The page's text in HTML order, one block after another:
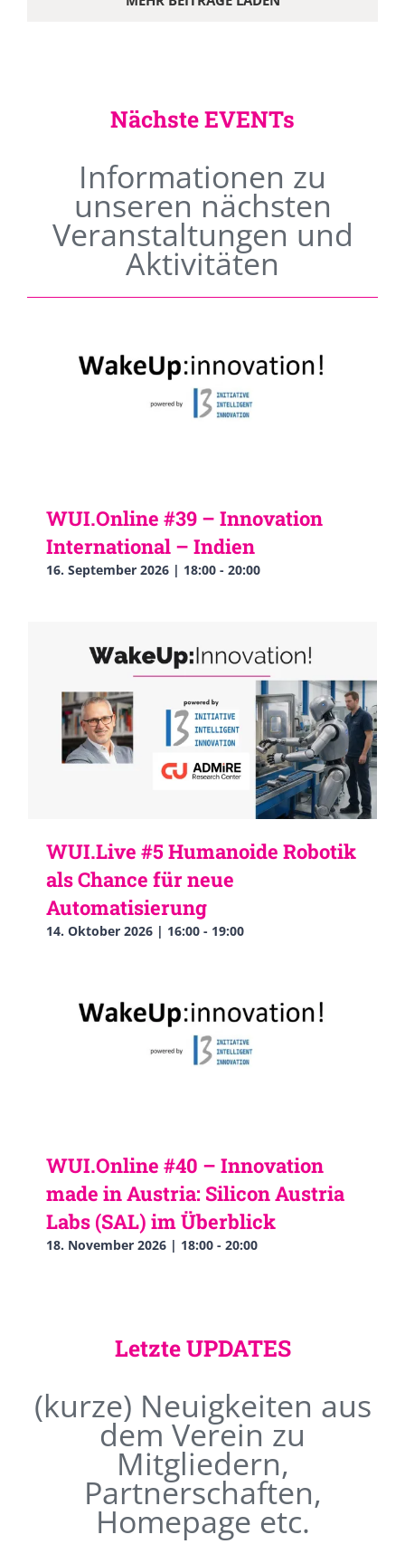
Nächste EVENTs
Informationen zu
unseren nächsten
Veranstaltungen und
Aktivitäten
WUI.Online #39 – Innovation
International – Indien
16. September 2026 | 18:00 - 20:00
WUI.Live #5 Humanoide Robotik
als Chance für neue
Automatisierung
14. Oktober 2026 | 16:00 - 19:00
WUI.Online #40 – Innovation
made in Austria: Silicon Austria
Labs (SAL) im Überblick
18. November 2026 | 18:00 - 20:00
Letzte UPDATES
(kurze) Neuigkeiten aus
dem Verein zu
Mitgliedern,
Partnerschaften,
Homepage etc.